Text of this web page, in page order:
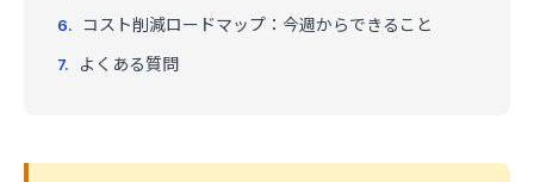
コスト削減ロードマップ：今週からできること
よくある質問